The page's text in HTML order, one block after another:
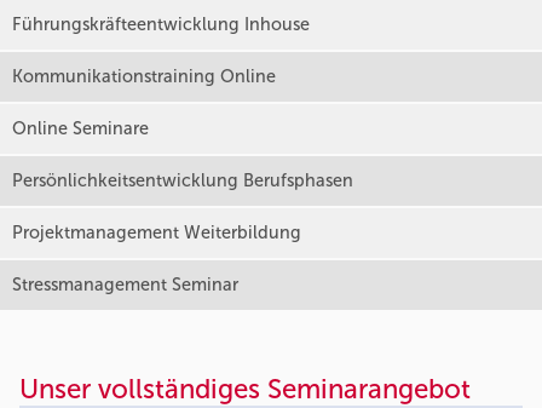
Führungskräfteentwicklung Inhouse
Kommunikationstraining Online
Online Seminare
Persönlichkeitsentwicklung Berufsphasen
Projektmanagement Weiterbildung
Stressmanagement Seminar
Unser vollständiges Seminarangebot